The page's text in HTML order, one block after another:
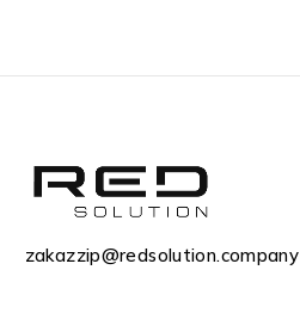
zakazzip@redsolution.company